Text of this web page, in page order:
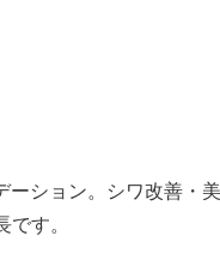
ーション。シワ改善・美
す。